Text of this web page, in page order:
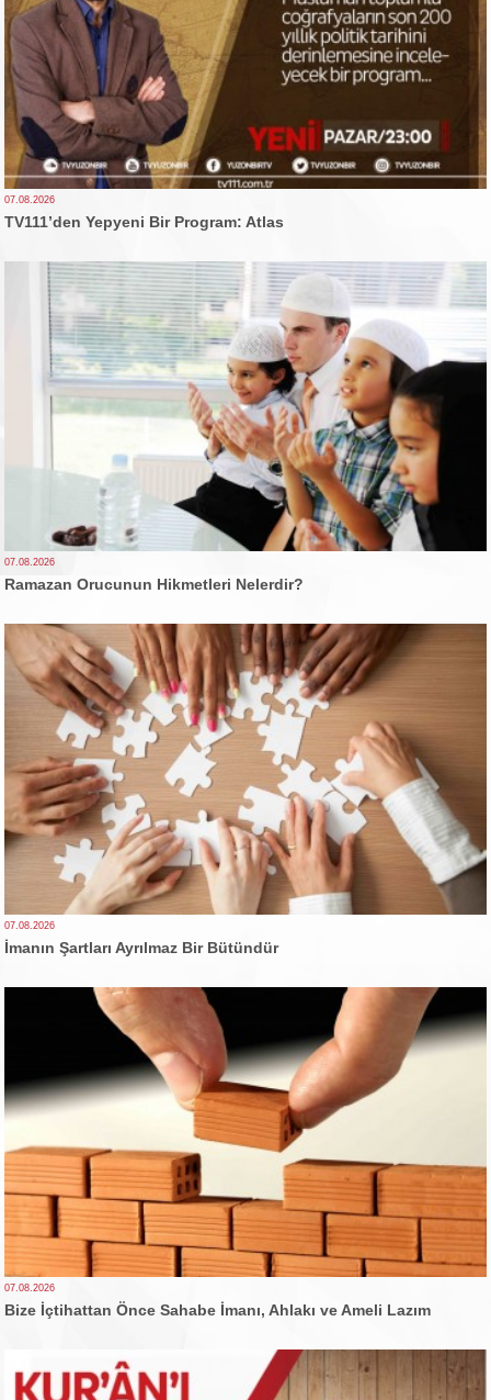
07.08.2026
TV111’den Yepyeni Bir Program: Atlas
07.08.2026
Ramazan Orucunun Hikmetleri Nelerdir?
07.08.2026
İmanın Şartları Ayrılmaz Bir Bütündür
07.08.2026
Bize İçtihattan Önce Sahabe İmanı, Ahlakı ve Ameli Lazım